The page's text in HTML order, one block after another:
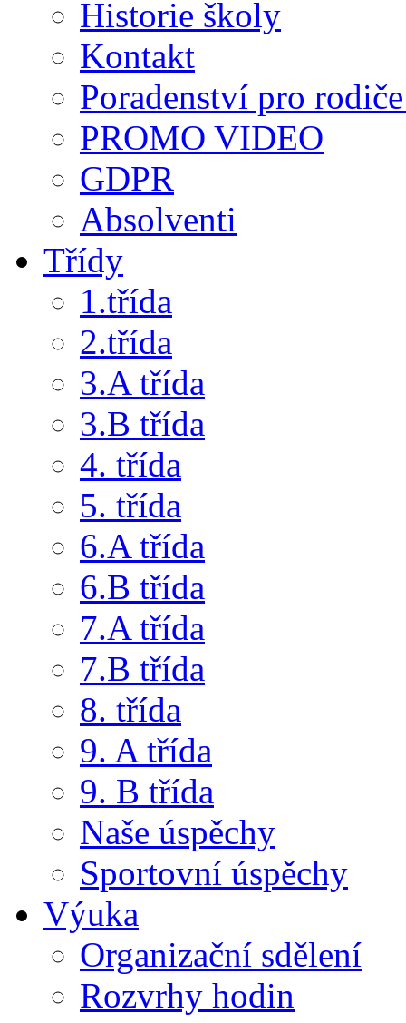
Historie školy
Kontakt
Poradenství pro
PROMO VIDEO
GDPR
Absolventi
Třídy
1.třída
2.třída
3.A třída
3.B třída
4. třída
5. třída
6.A třída
6.B třída
7.A třída
7.B třída
8. třída
9. A třída
9. B třída
Naše úspěchy
Sportovní úspěchy
Výuka
Organizační sdělení
Rozvrhy hodin